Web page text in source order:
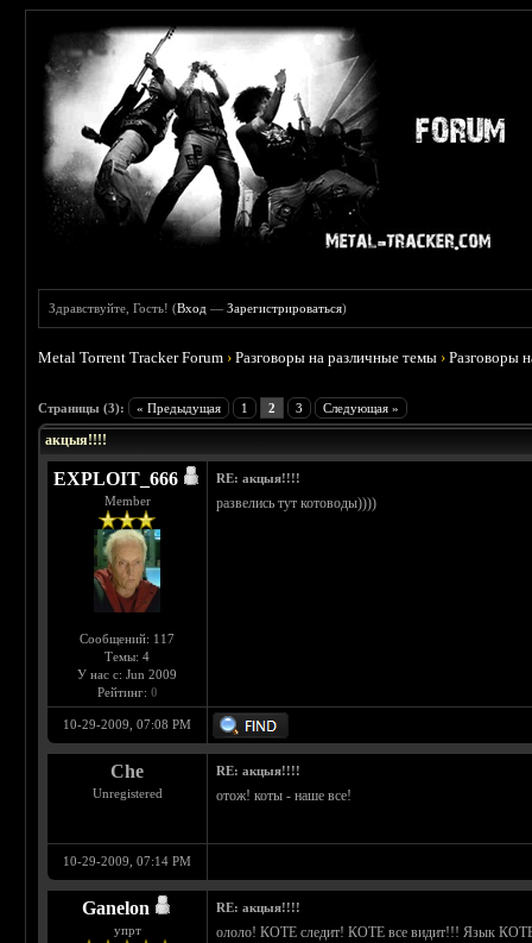
Здравствуйте, Гость! (Вход —Зарегистрироваться)
Metal Torrent Tracker Forum ›Разговоры на различные темы ›Разговоры
Страницы (3): « Предыдущая 1 2 3 Следующая »
акцыя!!!!
EXPLOIT_666
Member
Сообщений: 117
Темы: 4
У нас с: Jun 2009
Рейтинг: 0
RE: акцыя!!!!
развелись тут котоводы))))
10-29-2009, 07:08 PM
Che
Unregistered
RE: акцыя!!!!
отож! коты - наше все!
10-29-2009, 07:14 PM
Ganelon
упрт
RE: акцыя!!!!
ололо! КОТЕ следит! КОТЕ все видит!!! Язык